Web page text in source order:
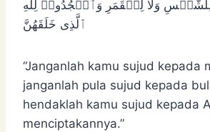
وَلَا لِلۡقَمَرِ وَٱسۡجُدُوا۟ لِلَّهِ
ٱلَّذِی خَلَقَهُنَّ
“Janganlah kamu sujud kepada
janganlah pula sujud kepada
hendaklah kamu sujud kepada
menciptakannya.”